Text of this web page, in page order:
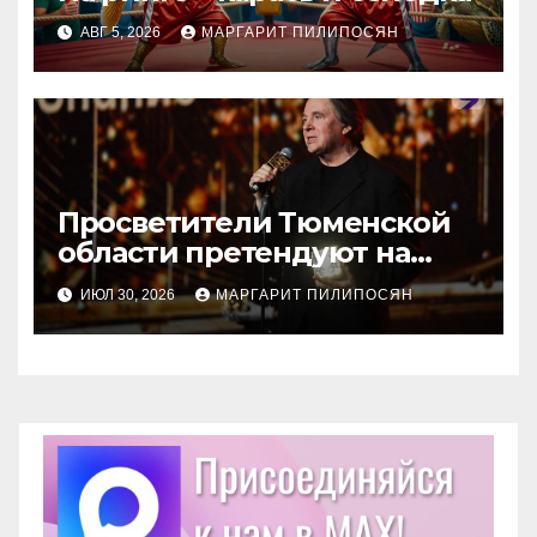
АВГ 5, 2026 МАРГАРИТ ПИЛИПОСЯН
Просветители Тюменской
области претендуют на
награду Знание.Премия
ИЮЛ 30, 2026 МАРГАРИТ ПИЛИПОСЯН